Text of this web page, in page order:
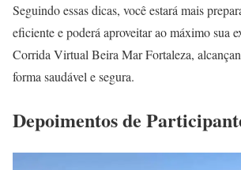
Seguindo essas dicas, você estará mais
eficiente e poderá aproveitar ao máximo sua
Corrida Virtual Beira Mar Fortaleza,
forma saudável e segura.
Depoimentos de